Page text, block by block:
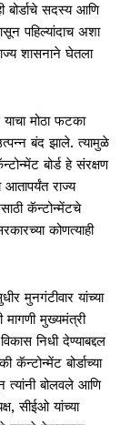
बोर्डाचे सदस्य आणि
पहिल्यांदाच अशा
शासनाने घेतला
मोठा फटका
बंद झाले. त्यामुळे
बोर्ड हे संरक्षण
राज्य
कॅन्टोन्मेंटचे
कोणत्याही
मुनगंटीवार यांच्या
मागणी मुख्यमंत्री
निधी देण्याबद्दल
कॅन्टोन्मेंट बोर्डाच्या
त्यांनी बोलवले आणि
सीईओ यांच्या